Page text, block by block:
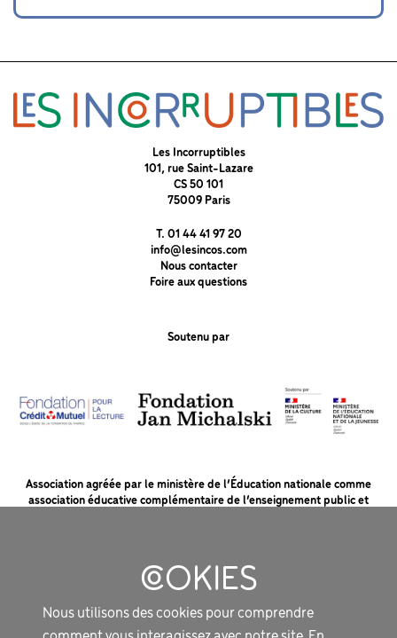
Nous utilisons des cookies pour comprendre
Les Incorruptibles
101, rue Saint-Lazare
CS 50 101
75009 Paris
T. 01 44 41 97 20
info@lesincos.com
Nous contacter
Foire aux questions
Soutenu par
Association agréée par le ministère de l’Éducation nationale comme
association éducative complémentaire de l’enseignement public et
PROTECTION DES DONNÉES